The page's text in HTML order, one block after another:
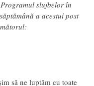
Programul slujbelor în
a acestui post
să ne luptăm cu toate